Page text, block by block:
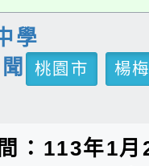
學
桃園市
楊
：113年1